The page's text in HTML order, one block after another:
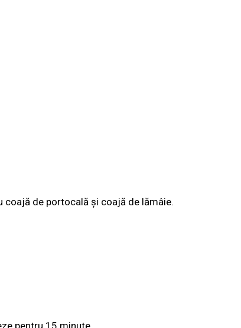
de portocală și coajă de lămâie.